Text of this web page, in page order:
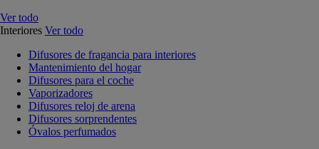
Ver todo
Interiores Ver todo
Difusores de fragancia para interiores
Mantenimiento del hogar
Difusores para el coche
Vaporizadores
Difusores reloj de arena
Difusores sorprendentes
Óvalos perfumados